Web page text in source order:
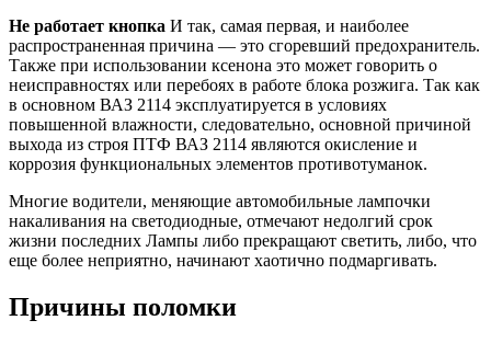
Не работает кнопка И так, самая первая, и наиболее
распространенная причина — это сгоревший предохранитель.
Также при использовании ксенона это может говорить о
неисправностях или перебоях в работе блока розжига. Так как
в основном ВАЗ 2114 эксплуатируется в условиях
повышенной влажности, следовательно, основной причиной
выхода из строя ПТФ ВАЗ 2114 являются окисление и
коррозия функциональных элементов противотуманок.
Многие водители, меняющие автомобильные лампочки
накаливания на светодиодные, отмечают недолгий срок
жизни последних Лампы либо прекращают светить, либо, что
еще более неприятно, начинают хаотично подмаргивать.
Причины поломки